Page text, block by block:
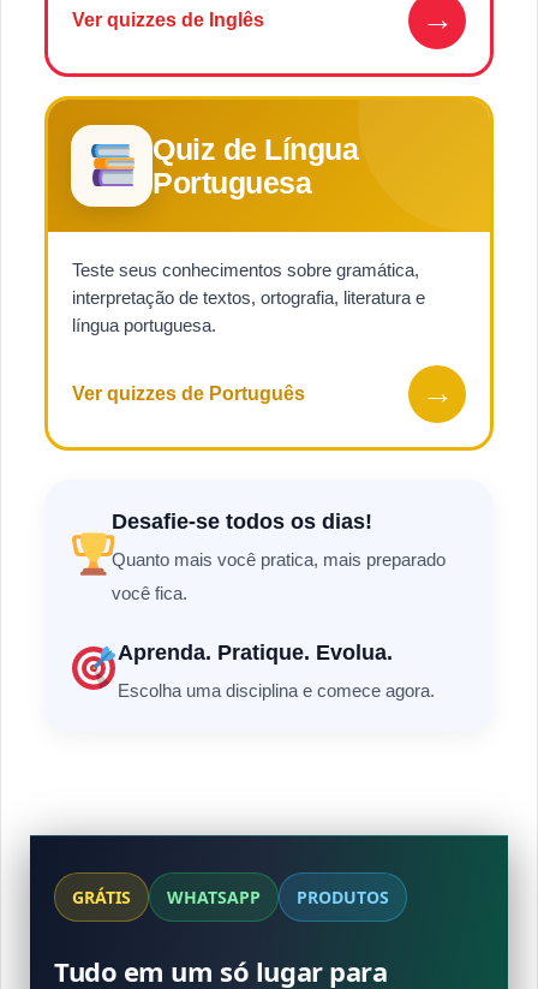
Ver quizzes de Inglês →
Quiz de Língua
Portuguesa
Teste seus conhecimentos sobre gramática,
interpretação de textos, ortografia, literatura e
língua portuguesa.
Ver quizzes de Português →
Desafie-se todos os dias!
Quanto mais você pratica, mais preparado
você fica.
Aprenda. Pratique. Evolua.
Escolha uma disciplina e comece agora.
GRÁTIS WHATSAPP PRODUTOS
Tudo em um só lugar para